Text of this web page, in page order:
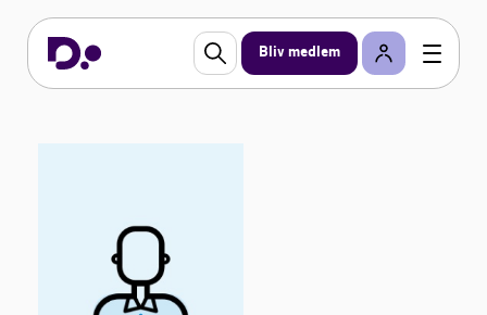
Bliv medlem